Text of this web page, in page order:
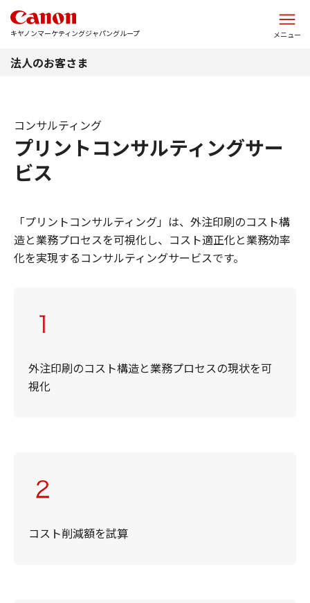
キヤノンマーケティングジャパングループ メニュー
法人のお客さま
プリントコンサルティングサー
ビス
コンサルティング
「プリントコンサルティング」は、外注印刷のコスト構
造と業務プロセスを可視化し、コスト適正化と業務効率
化を実現するコンサルティングサービスです。
外注印刷のコスト構造と業務プロセスの現状を可
視化
コスト削減額を試算